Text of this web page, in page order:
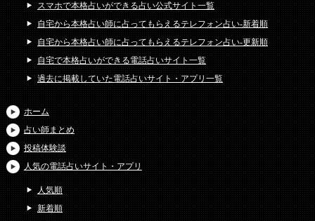
スマホで本格占いができる占い公式サイト一覧
自宅から本格占い師に占ってもらえるテレフォン占い-新着順
自宅から本格占い師に占ってもらえるテレフォン占い-更新順
自宅で本格占いができる電話占いサイト一覧
過去に掲載していた電話占いサイト・アプリ一覧
ホーム
占い師まとめ
投稿体験談
人気の電話占いサイト・アプリ
人気順
新着順